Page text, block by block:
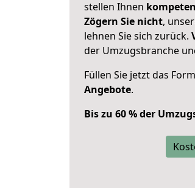
stellen Ihnen
Zögern Sie nicht,
lehnen Sie sich zurück.
der Umzugsbranche
Füllen Sie jetzt das
Angebote.
Bis zu 60 % der